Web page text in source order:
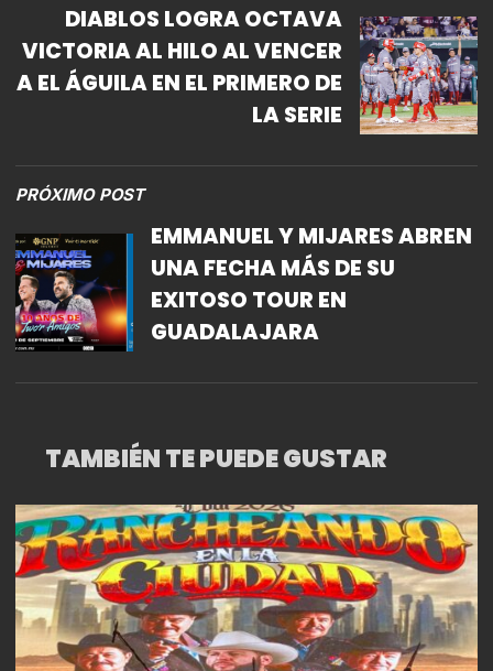
DIABLOS LOGRA OCTAVA
VICTORIA AL HILO AL VENCER
A EL ÁGUILA EN EL PRIMERO DE
LA SERIE
PRÓXIMO POST
EMMANUEL Y MIJARES ABREN
UNA FECHA MÁS DE SU
EXITOSO TOUR EN
GUADALAJARA
TAMBIÉN TE PUEDE GUSTAR